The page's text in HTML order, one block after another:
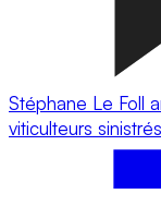
Stéphane Le Foll
viticulteurs